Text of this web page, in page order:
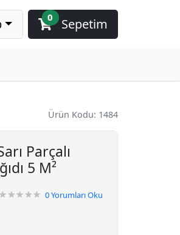
Sepetim
0
Ürün Kodu: 1484
Parçalı
5 M²
0Yorumları Oku